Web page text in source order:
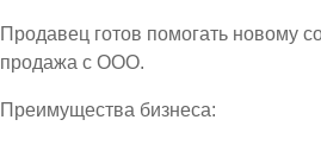
Продавец готов помогать новому
продажа с ООО.
Преимущества бизнеса: